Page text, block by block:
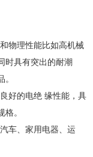
物理性能比如高机械
时具有突出的耐潮
好的电绝 缘性能，具
。
车、家用电器、运